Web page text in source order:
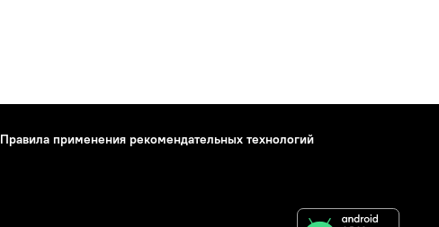
Правила применения рекомендательных технологий